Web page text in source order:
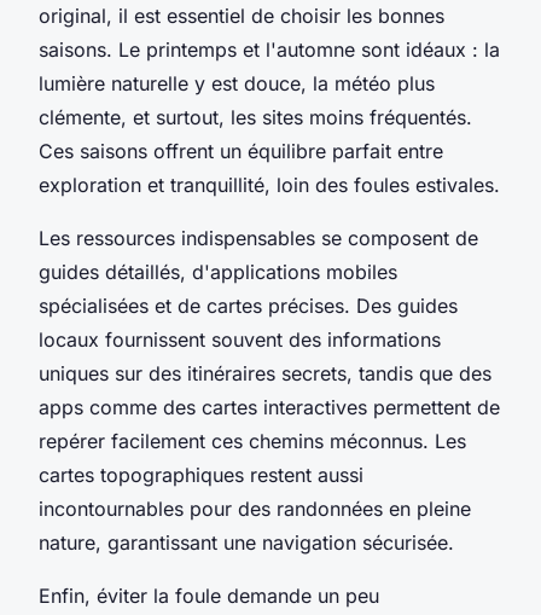
original, il est essentiel de choisir les bonnes
saisons. Le printemps et l'automne sont idéaux : la
lumière naturelle y est douce, la météo plus
clémente, et surtout, les sites moins fréquentés.
Ces saisons offrent un équilibre parfait entre
exploration et tranquillité, loin des foules estivales.
Les ressources indispensables se composent de
guides détaillés, d'applications mobiles
spécialisées et de cartes précises. Des guides
locaux fournissent souvent des informations
uniques sur des itinéraires secrets, tandis que des
apps comme des cartes interactives permettent de
repérer facilement ces chemins méconnus. Les
cartes topographiques restent aussi
incontournables pour des randonnées en pleine
nature, garantissant une navigation sécurisée.
Enfin, éviter la foule demande un peu